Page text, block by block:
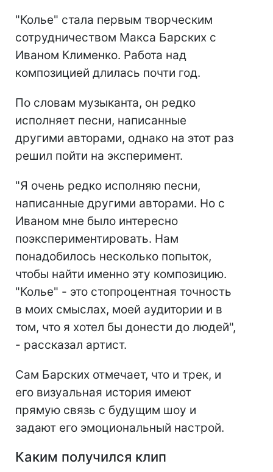
"Колье" стала первым творческим
сотрудничеством Макса Барских с
Иваном Клименко. Работа над
композицией длилась почти год.
По словам музыканта, он редко
исполняет песни, написанные
другими авторами, однако на этот раз
решил пойти на эксперимент.
"Я очень редко исполняю песни,
написанные другими авторами. Но с
Иваном мне было интересно
поэкспериментировать. Нам
понадобилось несколько попыток,
чтобы найти именно эту композицию.
"Колье" - это стопроцентная точность
в моих смыслах, моей аудитории и в
том, что я хотел бы донести до людей",
- рассказал артист.
Сам Барских отмечает, что и трек, и
его визуальная история имеют
прямую связь с будущим шоу и
задают его эмоциональный настрой.
Каким получился клип